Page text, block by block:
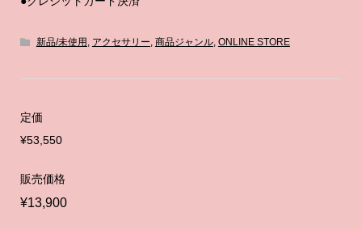
新品/未使用 アクセサリー 商品ジャンル, ONLINE STORE
定価
¥53,550
販売価格
¥13,900